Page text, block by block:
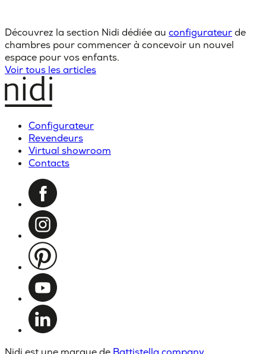
Découvrez la section Nidi dédiée au configurateurde
chambres pour commencer à concevoir un nouvel
espace pour vos enfants.
Voir tous les articles
Configurateur
Revendeurs
Virtual showroom
Contacts